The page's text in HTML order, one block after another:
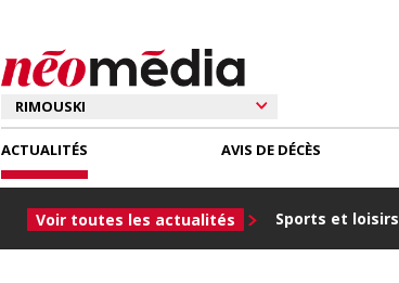
ACTUALITÉS
Voir toutes les actualités Sports et loisirs
AVIS DE DÉCÈS